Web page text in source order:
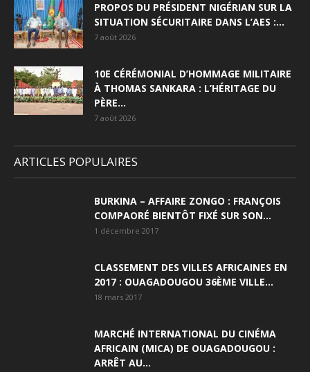
PROPOS DU PRÉSIDENT NIGÉRIAN SUR LA
SITUATION SÉCURITAIRE DANS L’AES :...
7 août 2026
10E CÉRÉMONIAL D’HOMMAGE MILITAIRE
À THOMAS SANKARA : L’HÉRITAGE DU
PÈRE...
7 août 2026
ARTICLES POPULAIRES
BURKINA – AFFAIRE ZONGO : FRANÇOIS
COMPAORÉ BIENTÔT FIXÉ SUR SON...
1 décembre 2017
CLASSEMENT DES VILLES AFRICAINES EN
2017 : OUAGADOUGOU 36ÈME VILLE...
18 mars 2017
MARCHÉ INTERNATIONAL DU CINÉMA
AFRICAIN (MICA) DE OUAGADOUGOU :
ARRÊT AU...